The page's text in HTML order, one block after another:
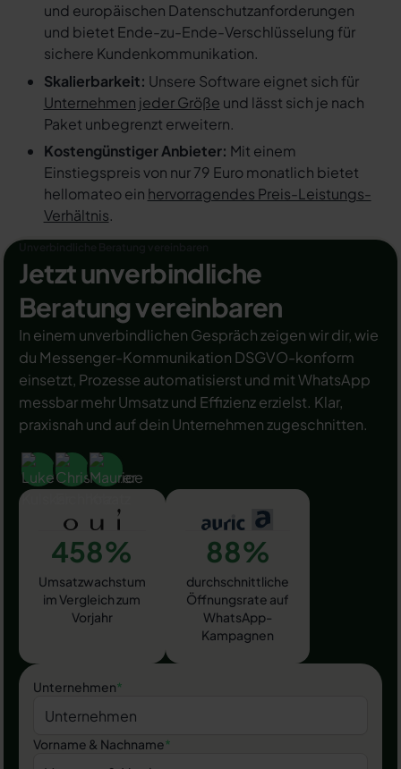
und europäischen Datenschutzanforderungen
und bietet Ende-zu-Ende-Verschlüsselung für
sichere Kundenkommunikation.
Skalierbarkeit: Unsere Software eignet sich für
Unternehmen jeder Größe und lässt sich je nach
Paket unbegrenzt erweitern.
Kostengünstiger Anbieter: Mit einem
Einstiegspreis von nur 79 Euro monatlich bietet
hellomateo ein hervorragendes Preis-Leistungs-
Verhältnis.
Jetzt unverbindliche
Beratung vereinbaren
In einem unverbindlichen Gespräch zeigen wir dir, wie
du Messenger-Kommunikation DSGVO-konform
einsetzt, Prozesse automatisierst und mit WhatsApp
messbar mehr Umsatz und Effizienz erzielst. Klar,
praxisnah und auf dein Unternehmen zugeschnitten.
458%
Umsatzwachstum
im Vergleich zum
Vorjahr
88%
durchschnittliche
Öffnungsrate auf
WhatsApp-
Kampagnen
Unternehmen*
Vorname & Nachname*